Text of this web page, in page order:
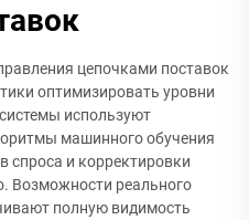
цепочками поставок
оптимизировать уровни
используют
машинного обучения
спроса и корректировки
Возможности реального
полную видимость